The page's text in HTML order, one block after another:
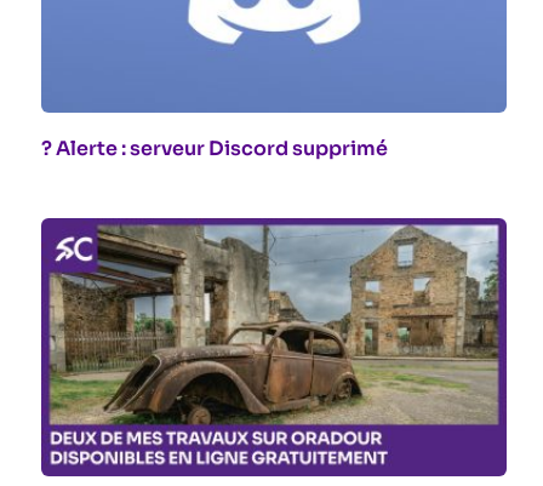
? Alerte : serveur Discord supprimé